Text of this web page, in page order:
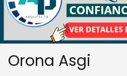
Orona Asgi